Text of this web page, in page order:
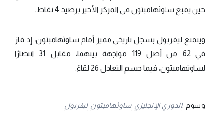
حين يقبع ساوثهامبتون في المركز الأخير برصيد 4 نقاط.
ويتمتع ليفربول بسجل تاريخي مميز أمام ساوثهامبتون، إذ فاز
في 62 من أصل 119 مواجهة بينهما، مقابل 31 انتصارًا
لساوثهامبتون، فيما حسم التعادل 26 لقاءً.
وسوم :الدوري الإنجليزي ساوثهامبتون ليفربول